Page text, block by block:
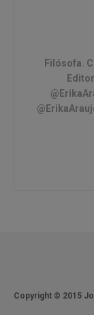
Filósofa.
Copyright © 2015